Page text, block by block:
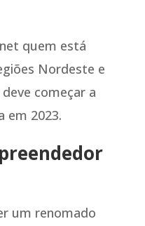
quem está
Nordeste e
começar a
em 2023.
um renomado